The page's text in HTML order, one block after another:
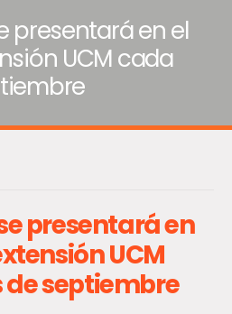
presentará en el
UCM cada
presentará en
UCM
septiembre